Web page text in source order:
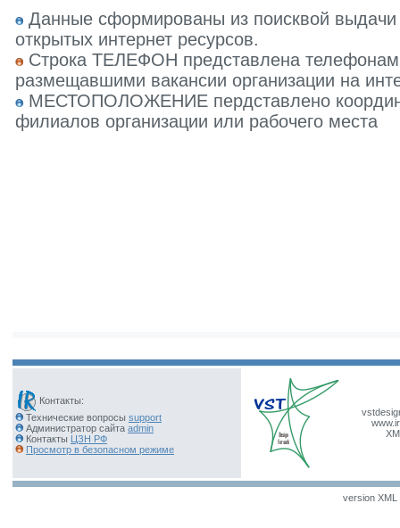
Данные сформированы из поисквой
открытых интернет ресурсов.
Строка ТЕЛЕФОН представлена
размещавшими вакансии организации на
МЕСТОПОЛОЖЕНИЕ пердставлено
филиалов организации или рабочего места
Контакты:
Технические вопросы support
Администратор сайта admin
Контакты ЦЗН РФ
Просмотр в безопасном режиме
version